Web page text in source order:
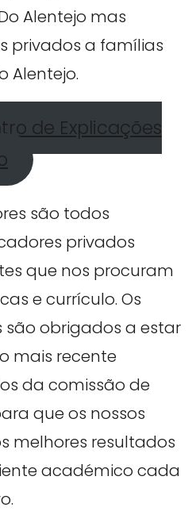
Alentejo mas
privados a famílias
Alentejo.
de Explicações
são todos
privados
que nos procuram
e currículo. Os
são obrigados a estar
mais recente
da comissão de
que os nossos
melhores resultados
académico cada